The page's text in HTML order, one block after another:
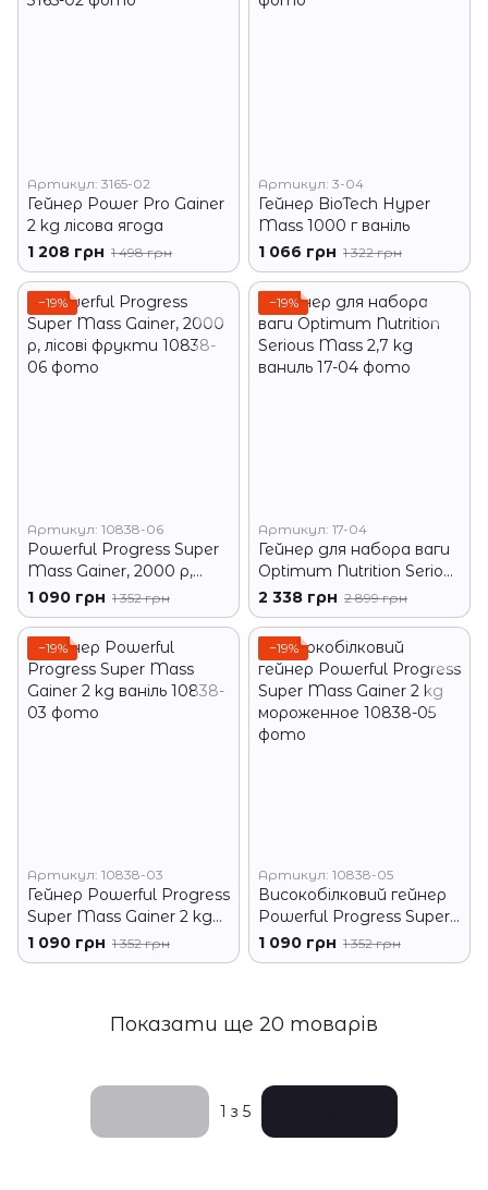
Артикул: 3165-02
Гейнер Power Pro Gainer
2 kg лісова ягода
1 208 грн 1 498 грн
Артикул: 3-04
Гейнер BioTech Hyper
Mass 1000 г ваніль
1 066 грн 1 322 грн
−19%
Артикул: 10838-06
Powerful Progress Super
Mass Gainer, 2000 р,
лісові фрукти
1 090 грн 1 352 грн
−19%
Артикул: 17-04
Гейнер для набора ваги
Optimum Nutrition Serious
Mass 2,7 kg ваниль
2 338 грн 2 899 грн
−19%
Артикул: 10838-03
Гейнер Powerful Progress
Super Mass Gainer 2 kg
ваніль
1 090 грн 1 352 грн
−19%
Артикул: 10838-05
Високобілковий гейнер
Powerful Progress Super
Mass Gainer 2 kg
мороженное
1 090 грн 1 352 грн
Показати ще 20 товарів
1 з 5